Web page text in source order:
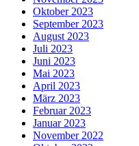
Oktober 2023
September 2023
August 2023
Juli 2023
Juni 2023
Mai 2023
April 2023
März 2023
Februar 2023
Januar 2023
November 2022